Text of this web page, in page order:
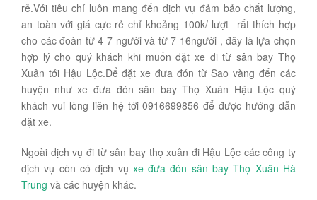
rẻ.Với tiêu chí luôn mang đến dịch vụ đảm bảo chất lượng,
an toàn với giá cực rẻ chỉ khoảng 100k/ lượt rất thích hợp
cho các đoàn từ 4-7 người và từ 7-16người , đây là lựa chọn
hợp lý cho quý khách khi muốn đặt xe đi từ sân bay Thọ
Xuân tới Hậu Lộc.Để đặt xe đưa đón từ Sao vàng đến các
huyện như xe đưa đón sân bay Thọ Xuân Hậu Lộc quý
khách vui lòng liên hệ tới 0916699856 để được hướng dẫn
đặt xe.
Ngoài dịch vụ đi từ sân bay thọ xuân đi Hậu Lộc các công ty
dịch vụ còn có dịch vụ xe đưa đón sân bay Thọ Xuân Hà
Trung và các huyện khác.